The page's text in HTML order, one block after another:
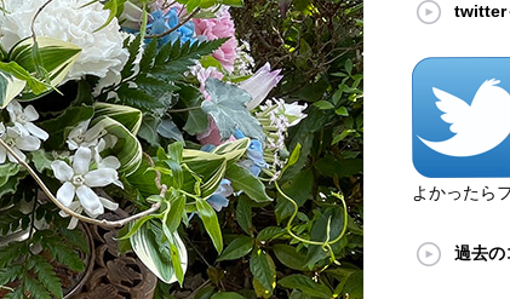
twitter
よかったら
過去の